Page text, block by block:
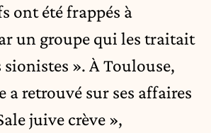
ont été frappés à
un groupe qui les traitait
sionistes ». À Toulouse,
a retrouvé sur ses affaires
juive crève »,